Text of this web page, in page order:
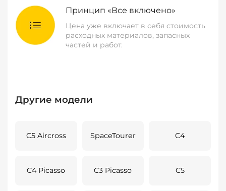
Принцип «Все включено»
Цена уже включает в себя стоимость
расходных материалов, запасных
частей и работ.
Другие модели
C5 Aircross SpaceTourer C4
C4 Picasso C3 Picasso C5